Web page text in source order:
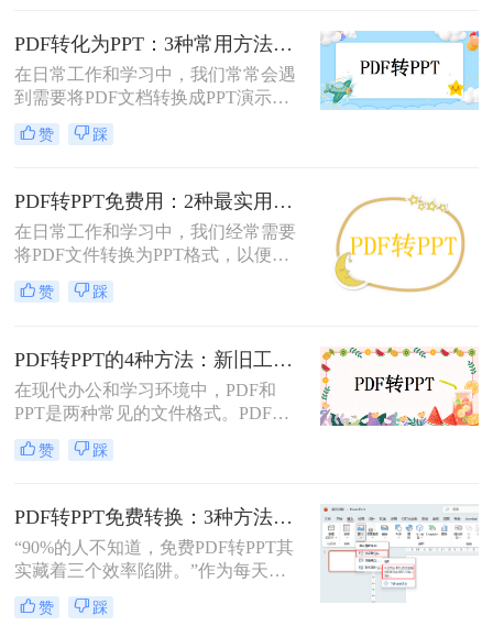
本文将详细介绍几种常用的方法。
PDF转化为PPT：3种常用方法在不同PPT版本下的兼容性！
在日常工作和学习中，我们常常会遇
到需要将PDF文档转换成PPT演示文
稿的情况。无论是为了更好地展示信
息，还是为了方便编辑，掌握如何进
么怎么将pdf转化为ppt呢？本文将介
绍三种常用的方法来实现PDF到PPT
的转换。
赞 踩
PDF转PPT免费用：2种最实用的操作路径和避坑要点！
在日常工作和学习中，我们经常需要
将PDF文件转换为PPT格式，以便进
行演示或编辑。那么怎么把pdf转换成
ppt免费呢？本文将介绍两种免费将
完成转换任务。
赞 踩
PDF转PPT的4种方法：新旧工具对比，哪个更适合批量转换！
在现代办公和学习环境中，PDF和
PPT是两种常见的文件格式。PDF文
件因其跨平台性和不易修改性而广受
欢迎，而PPT则因其强大的演示功能
要将PDF文件转换为PPT格式，以便
进行编辑、修改或演示。那么pdf怎么
转换成ppt呢？本文将详细介绍几种将
PDF转换为PPT的方法，帮助您轻松
实现文件格式的转换。
赞 踩
PDF转PPT免费转换：3种方法的隐藏功能和效率差异！
“90%的人不知道，免费PDF转PPT其
实藏着三个效率陷阱。”作为每天处
理20+份文档的办公博主，我见过太
多人被“免费转换”的噱头坑过——要
赞 踩